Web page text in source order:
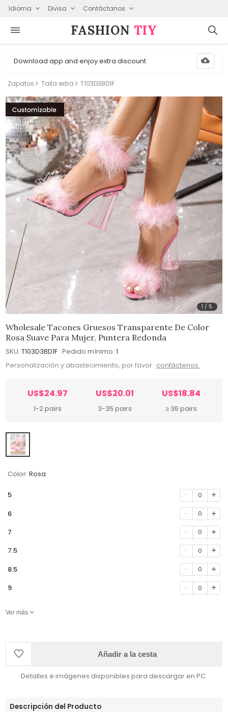
Idioma Divisa Contáctanos
FASHION⁠ TIY
Download app and enjoy extra discount
Zapatos Talla extra T103D3BD1F
1 / 5
Wholesale Tacones Gruesos Transparente De Color
Rosa Suave Para Mujer, Puntera Redonda
SKU: T103D3BD1F Pedido mínimo: 1
Personalización y abastecimiento, por favor contáctenos.
US$24.97
1-2 pairs
US$20.01
3-35 pairs
US$18.84
≥ 36 pairs
Color: Rosa
5 0
6 0
7 0
7.5 0
8.5 0
9 0
Ver más
Añadir a la cesta
Detalles e imágenes disponibles para descargar en PC.
Descripción del Producto